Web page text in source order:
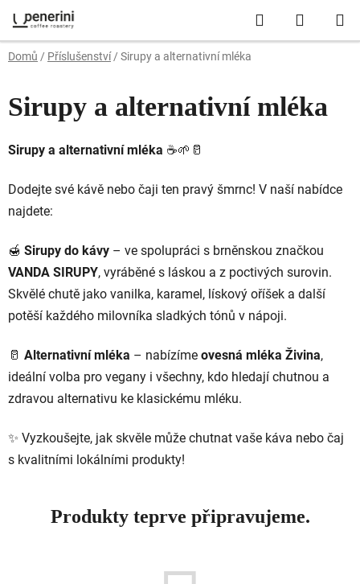
na
obsah
Hledat
KOŠÍK
Domů / Příslušenství / Sirupy a alternativní mléka
Sirupy a alternativní mléka
Sirupy a alternativnímléka ☕🌱🥛
Dodejte své kávě nebo čaji ten pravý šmrnc! V naší nabídce
najdete:
🍯 Sirupy do kávy – ve spolupráci s brněnskou značkou
VANDA SIRUPY, vyráběné s láskou a z poctivých surovin.
Skvělé chutě jako vanilka, karamel, lískový oříšek a další
potěší každého milovníka sladkých tónů v nápoji.
🥛 Alternativnímléka – nabízíme ovesná mléka Živina,
ideální volba pro vegany i všechny, kdo hledají chutnou a
zdravou alternativu ke klasickému mléku.
✨ Vyzkoušejte, jak skvěle může chutnat vaše káva nebo čaj
s kvalitními lokálními produkty!
Produkty teprve připravujeme.